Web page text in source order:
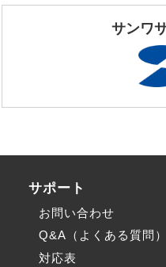
サンワ
サポート
お問い合わせ
Q&A（よくある質問）
対応表